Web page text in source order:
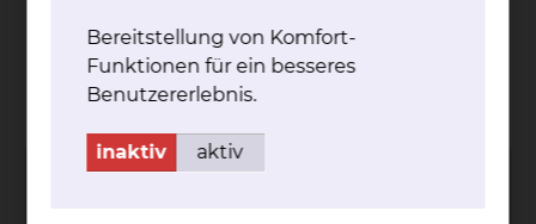
Kontakt Impressum AVB
Datenschutz
Bildnachweise
Bereitstellung von Komfort-
Funktionen für ein besseres
Benutzererlebnis.
inaktiv aktiv